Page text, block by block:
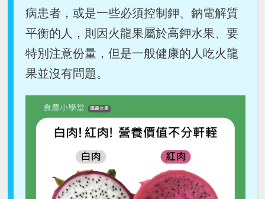
病患者，或是一些必須控制鉀、鈉電解質
平衡的人，則因火龍果屬於高鉀水果、要
特別注意份量，但是一般健康的人吃火龍
果並沒有問題。